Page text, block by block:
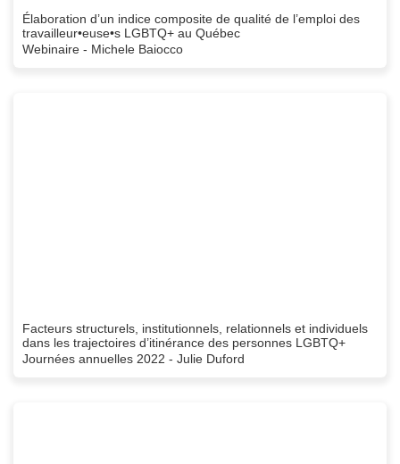
Élaboration d’un indice composite de qualité de l’emploi des
travailleur•euse•s LGBTQ+ au Québec
Webinaire - Michele Baiocco
Facteurs structurels, institutionnels, relationnels et individuels
dans les trajectoires d’itinérance des personnes LGBTQ+
Journées annuelles 2022 - Julie Duford